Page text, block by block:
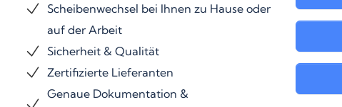
Scheibenwechsel bei Ihnen zu Hause oder
auf der Arbeit
Sicherheit & Qualität
Zertifizierte Lieferanten
Genaue Dokumentation &